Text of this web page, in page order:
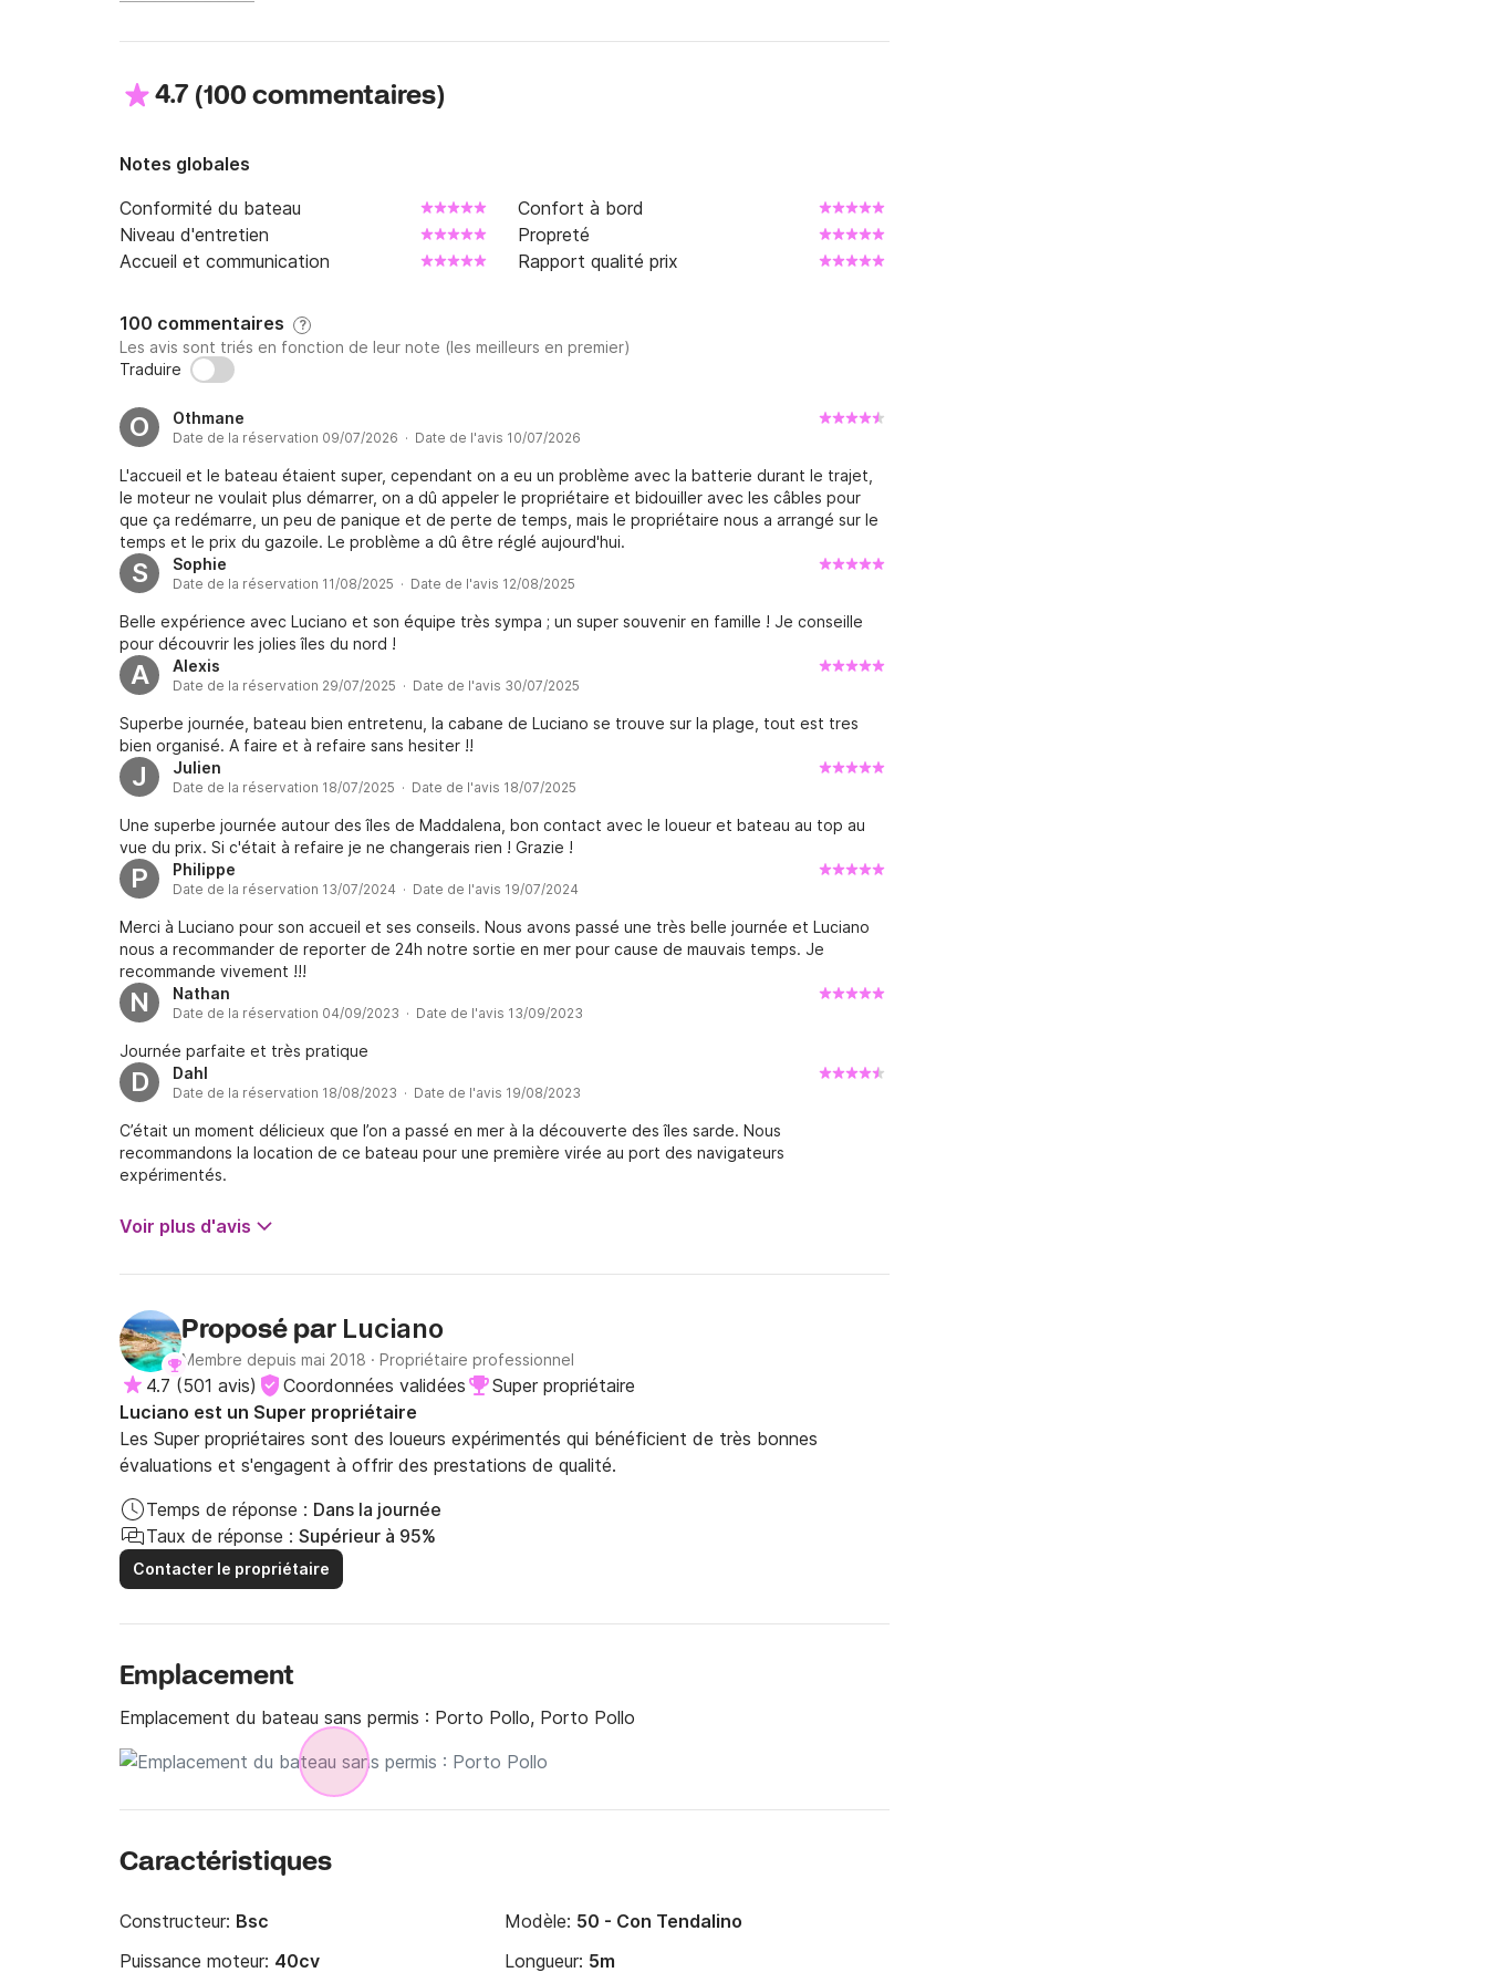
4.7 (100 commentaires)
Notes globales
Conformité du bateau
Confort à bord
Niveau d'entretien
Propreté
Accueil et communication
Rapport qualité prix
100 commentaires ?
Les avis sont triés en fonction de leur note (les meilleurs en premier)
Traduire
O Othmane
Date de la réservation 09/07/2026 · Date de l'avis 10/07/2026
L'accueil et le bateau étaient super, cependant on a eu un problème avec la batterie durant le trajet,
le moteur ne voulait plus démarrer, on a dû appeler le propriétaire et bidouiller avec les câbles pour
que ça redémarre, un peu de panique et de perte de temps, mais le propriétaire nous a arrangé sur le
temps et le prix du gazoile. Le problème a dû être réglé aujourd'hui.
S Sophie
Date de la réservation 11/08/2025 · Date de l'avis 12/08/2025
Belle expérience avec Luciano et son équipe très sympa ; un super souvenir en famille ! Je conseille
pour découvrir les jolies îles du nord !
A Alexis
Date de la réservation 29/07/2025 · Date de l'avis 30/07/2025
Superbe journée, bateau bien entretenu, la cabane de Luciano se trouve sur la plage, tout est tres
bien organisé. A faire et à refaire sans hesiter !!
J Julien
Date de la réservation 18/07/2025 · Date de l'avis 18/07/2025
Une superbe journée autour des îles de Maddalena, bon contact avec le loueur et bateau au top au
vue du prix. Si c'était à refaire je ne changerais rien ! Grazie !
P Philippe
Date de la réservation 13/07/2024 · Date de l'avis 19/07/2024
Merci à Luciano pour son accueil et ses conseils. Nous avons passé une très belle journée et Luciano
nous a recommander de reporter de 24h notre sortie en mer pour cause de mauvais temps. Je
recommande vivement !!!
N Nathan
Date de la réservation 04/09/2023 · Date de l'avis 13/09/2023
Journée parfaite et très pratique
D Dahl
Date de la réservation 18/08/2023 · Date de l'avis 19/08/2023
C’était un moment délicieux que l’on a passé en mer à la découverte des îles sarde. Nous
recommandons la location de ce bateau pour une première virée au port des navigateurs
expérimentés.
Voir plus d'avis
Proposé par Luciano
Membre depuis mai 2018 · Propriétaire professionnel
4.7 (501 avis) Coordonnées validées
Super propriétaire
Luciano est un Super propriétaire
Les Super propriétaires sont des loueurs expérimentés qui bénéficient de très bonnes
évaluations et s'engagent à offrir des prestations de qualité.
Temps de réponse : Dans la journée
Taux de réponse : Supérieur à 95%
Contacter le propriétaire
Emplacement
Emplacement du bateau sans permis : Porto Pollo, Porto Pollo
Caractéristiques
Constructeur: Bsc Modèle: 50 - Con Tendalino
Puissance moteur: 40cv Longueur: 5m